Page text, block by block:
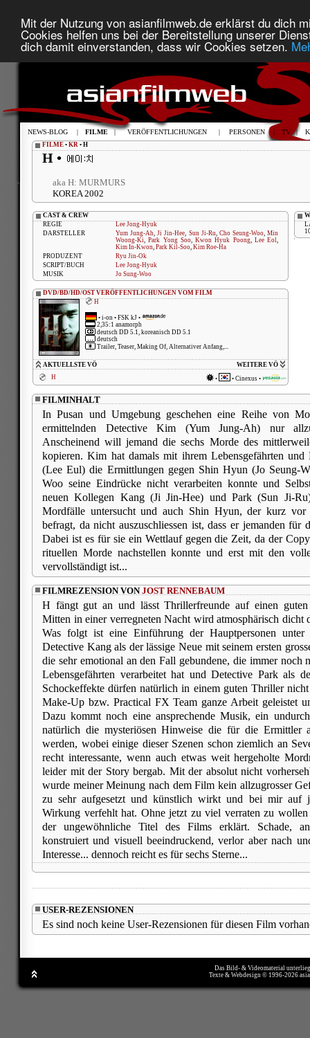
Mit der Nutzung von asianfilmweb.de erklärst du dich
Cookies helfen uns bei der Bereitstellung unserer
dich damit einverstanden, dass wir Cookies setzen.
NEWS-BLOG | FILME | VERÖFFENTLICHUNGEN | PERSONEN | TV |
FILME • KR • H
H •
aka H: MURMURS
KOREA 2002
CAST & CREW
REGIE
Lee Jong-Hyuk
DARSTELLER
Yum Jung-Ah,Ji Jin-Hee, Sun Ji-Ru, Cho Seung-Woo, Min
Woong-Ki,Park Yong Soo, Kwon Hyuk Poong, Lee Eol,
Kim In-Kwon, Park Kil-Soo, Kim Roe-Ha
PRODUZENT
Ryu Jin-Ok
SCRIPT/BUCH
Lee Jong-Hyuk
MUSIK
Jo Sung-Woo
DVD/BD/HD/OST VERÖFFENTLICHUNGEN VOM FILM
H
• i-on • FSK kJ •
2,35:1 anamorph
deutsch DD 5.1, koreanisch DD 5.1
deutsch
Trailer, Teaser, Making Of, Alternativer Anfang,...
WEITERE VÖ
AKTUELLSTE VÖ
H
• • Cinexus •
FILMINHALT
In Pusan und Umgebung geschehen eine Reihe von
ermittelnden Detective Kim (Yum Jung-Ah) nur
Anscheinend will jemand die sechs Morde des
kopieren. Kim hat damals mit ihrem Lebensgefährten und
(Lee Eul) die Ermittlungen gegen Shin Hyun (Jo Seung-
Woo seine Eindrücke nicht verarbeiten konnte und
neuen Kollegen Kang (Ji Jin-Hee) und Park (Sun Ji-
Mordfälle untersucht und auch Shin Hyun, der kurz vor
befragt, da nicht auszuschliessen ist, dass er jemanden für
Dabei ist es für sie ein Wettlauf gegen die Zeit, da der
rituellen Morde nachstellen konnte und erst mit den
vervollständigt ist...
FILMREZENSION VONJOST RENNEBAUM
H fängt gut an und lässt Thrillerfreunde auf einen
Mitten in einer verregneten Nacht wird atmosphärisch dicht
Was folgt ist eine Einführung der Hauptpersonen unter
Detective Kang als der lässige Neue mit seinem ersten
die sehr emotional an den Fall gebundene, die immer noch
Lebensgefährten verarbeitet hat und Detective Park als
Schockeffekte dürfen natürlich in einem guten Thriller
Make-Up bzw. Practical FX Team ganze Arbeit geleistet
Dazu kommt noch eine ansprechende Musik, ein
natürlich die mysteriösen Hinweise die für die Ermittler
werden, wobei einige dieser Szenen schon ziemlich an
recht interessante, wenn auch etwas weit hergeholte
leider mit der Story bergab. Mit der absolut nicht
wurde meiner Meinung nach dem Film kein allzugrosser
zu sehr aufgesetzt und künstlich wirkt und bei mir auf
Wirkung verfehlt hat. Ohne jetzt zu viel verraten zu
der ungewöhnliche Titel des Films erklärt. Schade,
konstruiert und visuell beeindruckend, verlor aber nach
Interesse... dennoch reicht es für sechs Sterne...
USER-REZENSIONEN
Es sind noch keine User-Rezensionen für diesen Film
Das Bild- & Videomaterial
Texte & Webdesign © 1996-2026